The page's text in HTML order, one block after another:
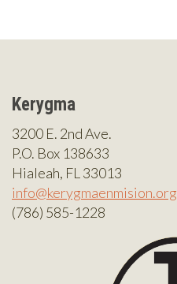
Kerygma
3200 E. 2nd Ave.
P.O. Box 138633
Hialeah, FL 33013
info@kerygmaenmision.org
(786) 585-1228